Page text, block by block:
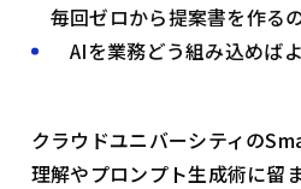
毎回ゼロから提案書を作る
AIを業務どう組み込めば
クラウドユニバーシティの
理解やプロンプト生成術に留